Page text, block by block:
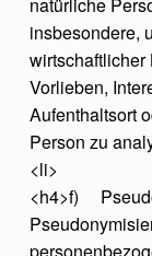
insbesondere,
wirtschaftlicher
Vorlieben,
Aufenthaltsort
Person zu
<li>
<h4>f)